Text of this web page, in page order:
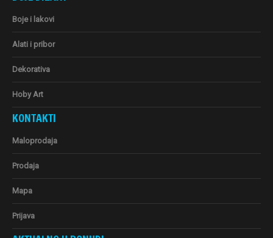
Boje i lakovi
Alati i pribor
Dekorativa
Hoby Art
KONTAKTI
Maloprodaja
Prodaja
Mapa
Prijava